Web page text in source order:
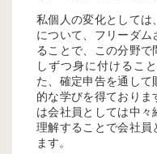
私個人の変化として
について、フリーダ
ることで、この分野
しずつ身に付けるこ
た、確定申告を通し
的な学びを得ており
は会社員としては中
理解することで会社
ます。